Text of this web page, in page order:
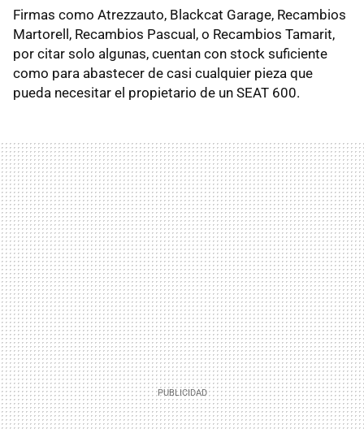
Firmas como Atrezzauto, Blackcat Garage, Recambios
Martorell, Recambios Pascual, o Recambios Tamarit,
por citar solo algunas, cuentan con stock suficiente
como para abastecer de casi cualquier pieza que
pueda necesitar el propietario de un SEAT 600.